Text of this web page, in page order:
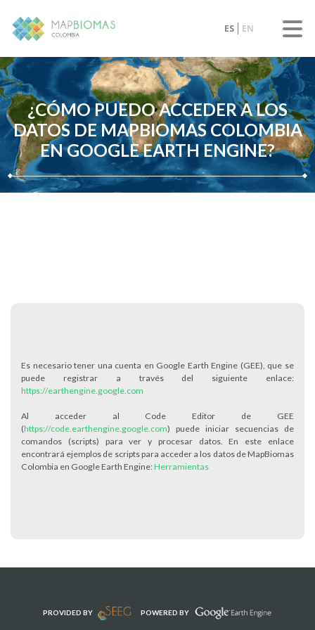
ES EN
¿CÓMO PUEDO ACCEDER A LOS
DATOS DE MAPBIOMAS COLOMBIA
EN GOOGLE EARTH ENGINE?
Es necesario tener una cuenta en Google Earth Engine (GEE), que se
puede registrar a través del siguiente enlace:
https://earthengine.google.com
Al acceder al Code Editor de GEE
(https://code.earthengine.google.com) puede iniciar secuencias de
comandos (scripts) para ver y procesar datos. En este enlace
encontrará ejemplos de scripts para acceder a los datos de MapBiomas
Colombia en Google Earth Engine:Herramientas
PROVIDED BY POWERED BY